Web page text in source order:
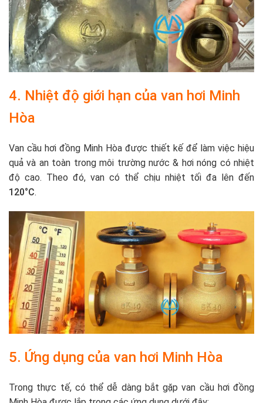
4. Nhiệt độ giới hạn của van hơi Minh
Hòa
Van cầu hơi đồng Minh Hòa được thiết kế để làm việc hiệu
quả và an toàn trong môi trường nước & hơi nóng có nhiệt
độ cao. Theo đó, van có thể chịu nhiệt tối đa lên đến
120°C.
5. Ứng dụng của van hơi Minh Hòa
Trong thực tế, có thể dễ dàng bắt gặp van cầu hơi đồng